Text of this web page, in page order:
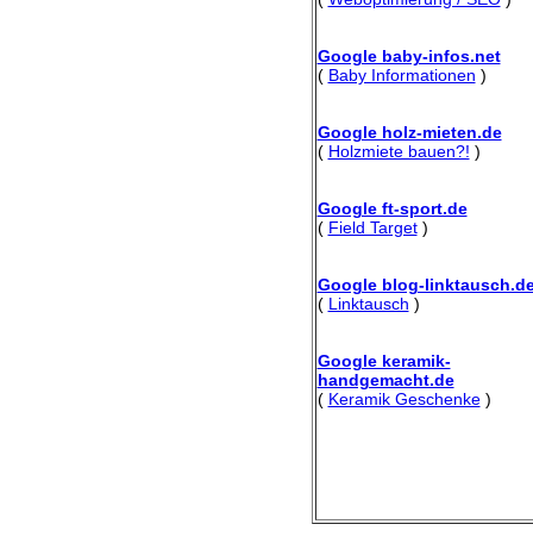
Google baby-infos.net
( Baby Informationen )
Google holz-mieten.de
( Holzmiete bauen?! )
Google ft-sport.de
( Field Target)
Google blog-
( Linktausch )
Google keramik-
handgemacht.de
( Keramik Geschenke)